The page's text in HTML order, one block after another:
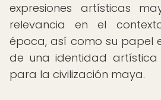
expresiones artísticas
relevancia en el
época, así como su papel
de una identidad artística
para la civilización maya.